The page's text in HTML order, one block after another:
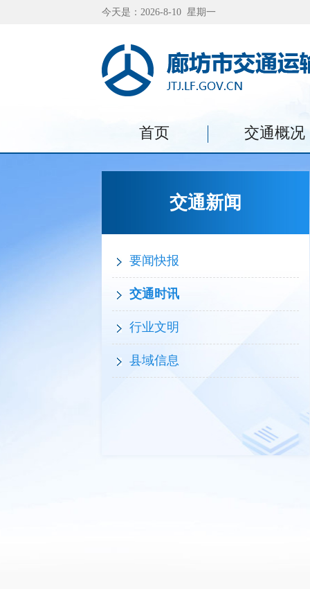
今天是：2026-8-10 星期一
首页 交通概况
交通新闻
要闻快报
交通时讯
行业文明
县域信息